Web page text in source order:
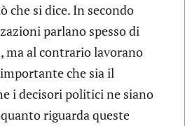
che si dice. In secondo
parlano spesso di
al contrario lavorano
che sia il
i decisori politici ne siano
riguarda queste